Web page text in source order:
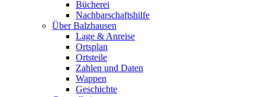
Bücherei
Nachbarschaftshilfe
Über Balzhausen
Lage & Anreise
Ortsplan
Ortsteile
Zahlen und Daten
Wappen
Geschichte